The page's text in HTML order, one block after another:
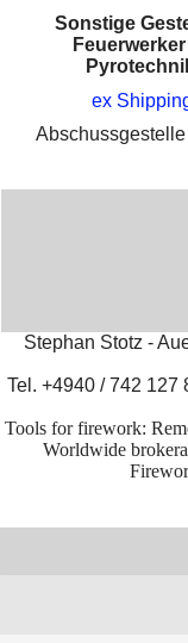
Sonstige
ex
Stephan Stotz -
Tel. +4940 / 742 127
Tools for firework:
Worldwide